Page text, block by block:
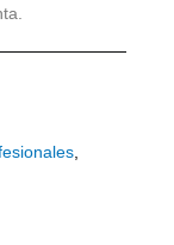
,